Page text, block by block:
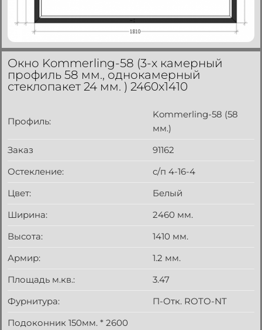
Окно Kommerling-58 (3-х камерный
профиль 58 мм., однокамерный
стеклопакет 24 мм. ) 2460x1410
Профиль:
Kommerling-58 (58
мм.)
Заказ
91162
Остекление:
с/п 4-16-4
Цвет:
Белый
Ширина:
2460 мм.
Высота:
1410 мм.
Армир:
1.2 мм.
Площадь м.кв.:
3.47
Фурнитура:
П-Отк. ROTO-NT
Подоконник 150мм. * 2600